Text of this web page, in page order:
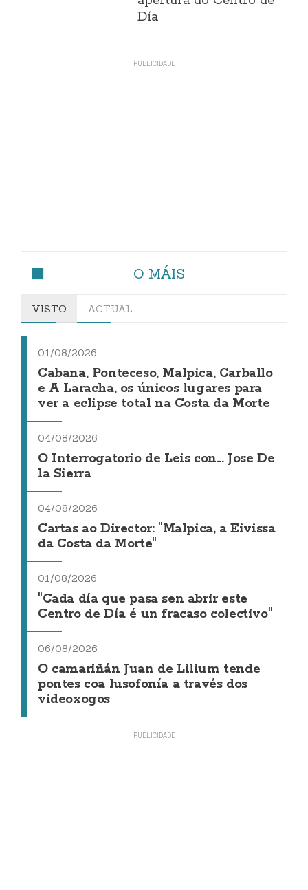
Día
O MÁIS
VISTO ACTUAL
01/08/2026
Cabana, Ponteceso, Malpica, Carballo
e A Laracha, os únicos lugares para
ver a eclipse total na Costa da Morte
04/08/2026
O Interrogatorio de Leis con... Jose De
la Sierra
04/08/2026
Cartas ao Director: "Malpica, a Eivissa
da Costa da Morte"
01/08/2026
"Cada día que pasa sen abrir este
Centro de Día é un fracaso colectivo"
06/08/2026
O camariñán Juan de Lilium tende
pontes coa lusofonía a través dos
videoxogos